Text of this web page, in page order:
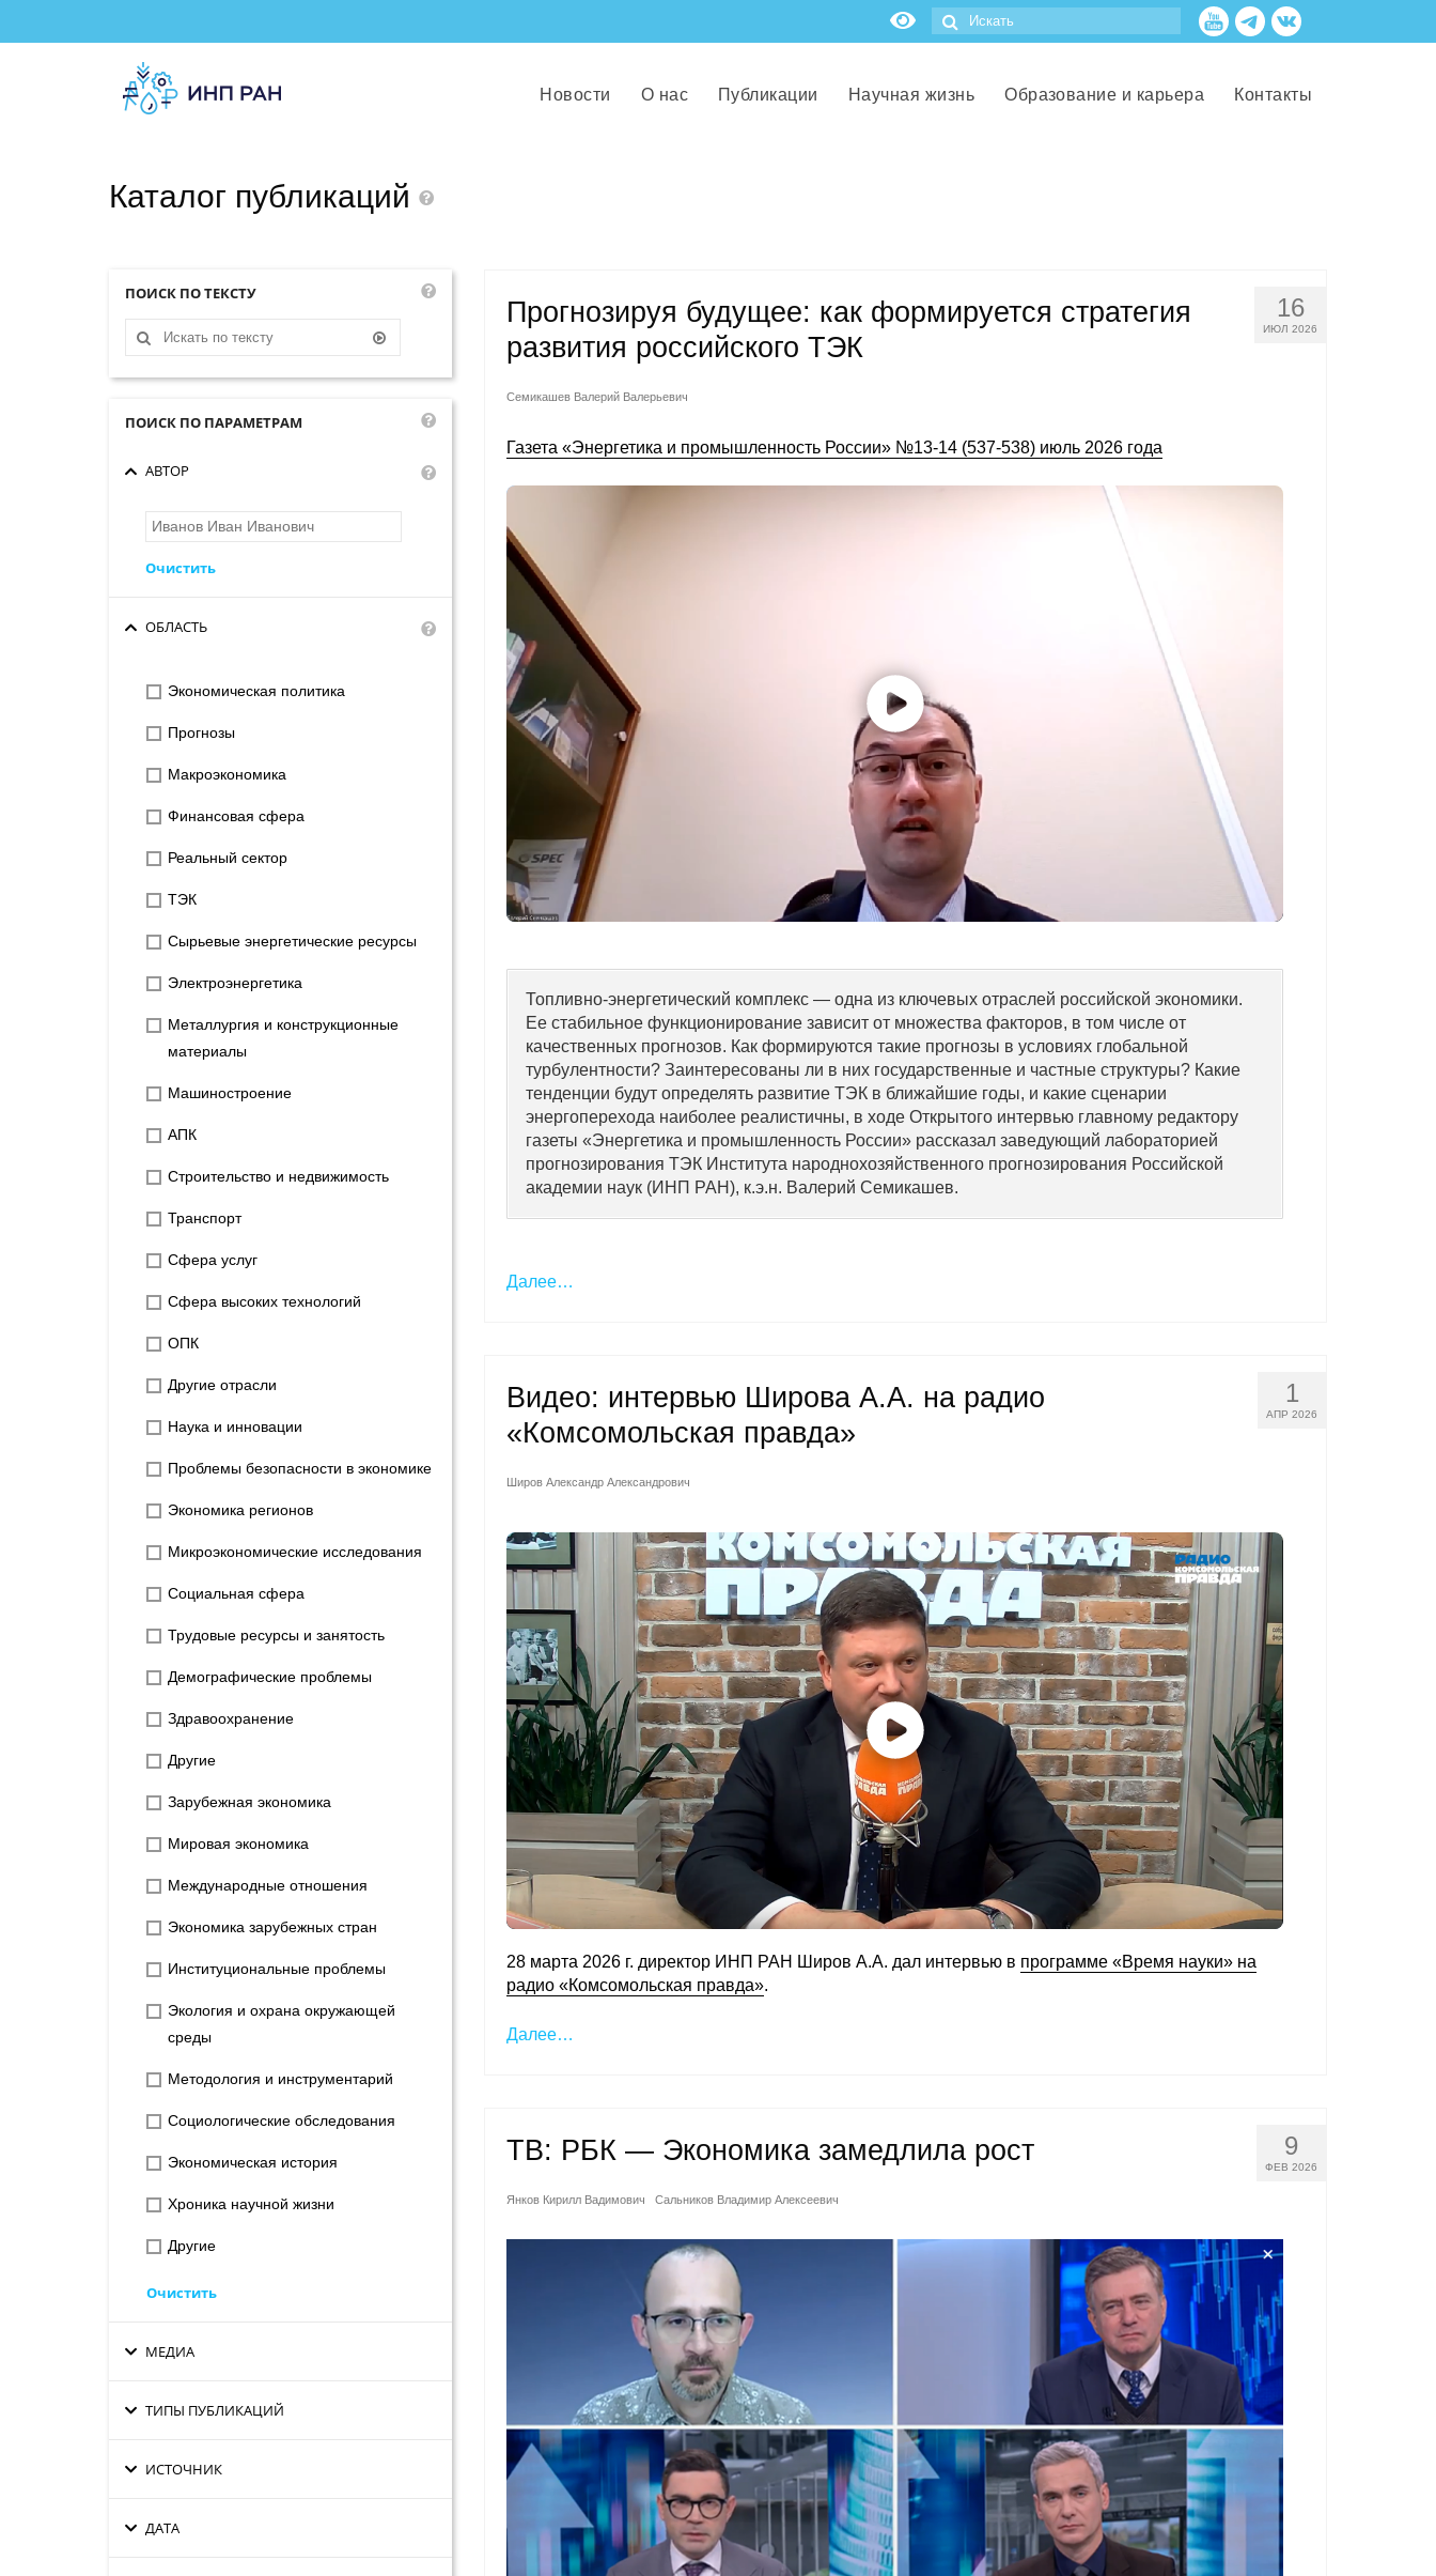
Новости О нас Публикации Научная жизнь Образование и карьера Контакты
Каталог публикаций
ПОИСК ПО ТЕКСТУ
ПОИСК ПО ПАРАМЕТРАМ
АВТОР
Очистить
ОБЛАСТЬ
Экономическая политика
Прогнозы
Макроэкономика
Финансовая сфера
Реальный сектор
ТЭК
Сырьевые энергетические ресурсы
Электроэнергетика
Металлургия и конструкционные
материалы
Машиностроение
АПК
Строительство и недвижимость
Транспорт
Сфера услуг
Сфера высоких технологий
ОПК
Другие отрасли
Наука и инновации
Проблемы безопасности в экономике
Экономика регионов
Микроэкономические исследования
Социальная сфера
Трудовые ресурсы и занятость
Демографические проблемы
Здравоохранение
Другие
Зарубежная экономика
Мировая экономика
Международные отношения
Экономика зарубежных стран
Институциональные проблемы
Экология и охрана окружающей
среды
Методология и инструментарий
Социологические обследования
Экономическая история
Хроника научной жизни
Другие
Очистить
МЕДИА
ТИПЫ ПУБЛИКАЦИЙ
ИСТОЧНИК
ДАТА
16
ИЮЛ 2026
Прогнозируя будущее: как формируется стратегия
развития российского ТЭК
Семикашев Валерий Валерьевич
Газета «Энергетика и промышленность России» №13-14 (537-538) июль 2026 года
Топливно-энергетический комплекс — одна из ключевых отраслей российской экономики.
Ее стабильное функционирование зависит от множества факторов, в том числе от
качественных прогнозов. Как формируются такие прогнозы в условиях глобальной
турбулентности? Заинтересованы ли в них государственные и частные структуры? Какие
тенденции будут определять развитие ТЭК в ближайшие годы, и какие сценарии
энергоперехода наиболее реалистичны, в ходе Открытого интервью главному редактору
газеты «Энергетика и промышленность России» рассказал заведующий лабораторией
прогнозирования ТЭК Института народнохозяйственного прогнозирования Российской
академии наук (ИНП РАН), к.э.н. Валерий Семикашев.
Далее…
1
АПР 2026
Видео: интервью Широва А.А. на радио
«Комсомольская правда»
Широв Александр Александрович
28 марта 2026 г. директор ИНП РАН Широв А.А. дал интервью в программе «Время науки» на
радио «Комсомольская правда».
Далее…
9
ФЕВ 2026
ТВ: РБК — Экономика замедлила рост
Янков Кирилл Вадимович Сальников Владимир Алексеевич